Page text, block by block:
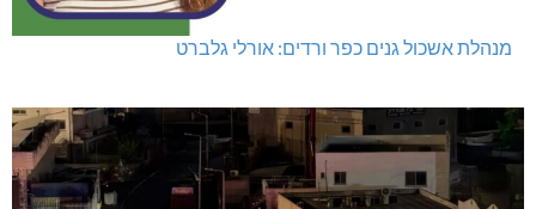
מנהלת אשכול גנים כפר ורדים: אורלי גלברט